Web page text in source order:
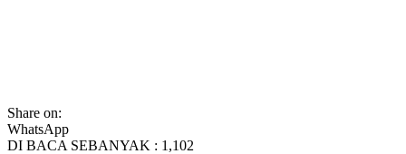
Share on:
WhatsApp
DI BACA SEBANYAK : 1,102